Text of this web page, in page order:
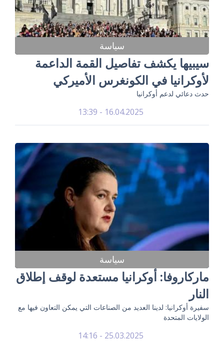
سياسة
سيبيها يكشف تفاصيل القمة الداعمة
لأوكرانيا في الكونغرس الأميركي
حدث دعائي لدعم أوكرانيا
16.04.2025 - 13:39
سياسة
ماركاروفا: أوكرانيا مستعدة لوقف إطلاق
النار
سفيرة أوكرانيا: لدينا العديد من الصناعات التي يمكن التعاون فيها مع
الولايات المتحدة
25.03.2025 - 14:16